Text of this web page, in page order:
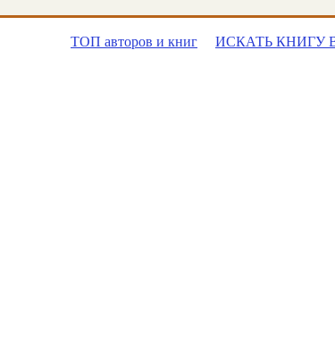
ТОП авторов и книг ИСКАТЬ КНИГУ